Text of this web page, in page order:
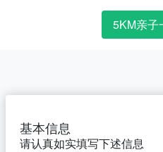
5KM亲子
基本信息
请认真如实填写下述信息